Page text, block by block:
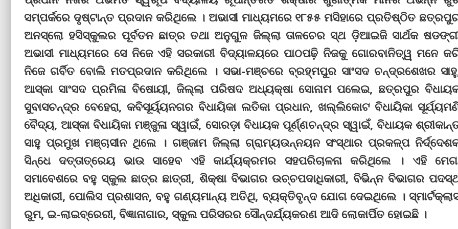
ସମ୍ପର୍କରେ ଦୃଷ୍ଟାନ୍ତ ପ୍ରଦାନ କରିଥିଲେ । ଅଭାସୀ ମାଧ୍ୟମରେ ୧୮୫୫ ମସିହାରେ ପ୍ରତିଷ୍ଠିତ
ଅନସ୍ଲୋ ହସିସ୍କୁଲର ପୂର୍ବତନ ଛାତ୍ର ତଥା ଅନୁଗୁଳ ଜିଲ୍ଲା ତାଳଚେର ସ୍ଥ ଡ଼ିଆଇଜି ସାର୍ଥକ
ଅଭାସୀ ମାଧ୍ୟମରେ ସେ ନିଜେ ଏହି ସରକାରୀ ବିଦ୍ୟାଳୟରେ ପାଠପଢ଼ି ନିଜକୁ ଗୋରବାନିତ୍ୱ ମନେ
ନିଜେ ଗର୍ବିତ ବୋଲି ମତପ୍ରଦାନ କରିଥିଲେ । ସଭା-ମଞ୍ଚରେ ବ୍ରହ୍ମପୁର ସାଂସଦ ଚନ୍ଦ୍ରଶେଖର
ଆସ୍କା ସାଂସଦ ପ୍ରମିଳା ବିଷୋୟୀ, ଜିଲ୍ଲା ପରିଷଦ ଅଧ୍ୟକ୍ଷା ସୋନାମ ପଲେଇ, ଛତ୍ରପୁର
ସୁବାସଚନ୍ଦ୍ର ବେହେରା, କବିସୂର୍ୟ୍ୟନଗର ବିଧାୟିକା ଲତିକା ପ୍ରଧାନ, ଖଲ୍ଲିକୋଟ ବିଧାୟିକା
ବୈଦ୍ୟ, ଆସ୍କା ବିଧାୟିକା ମଞ୍ଜୁଳା ସ୍ୱାଇଁ, ସୋରଡ଼ା ବିଧାୟକ ପୂର୍ଣ୍ଣଚନ୍ଦ୍ର ସ୍ୱାଇଁ, ବିଧାୟକ
ସାହୁ ପ୍ରମୁଖ ମଞ୍ଚାସୀନ ଥିଲେ । ଗଞ୍ଜାମ ଜିଲ୍ଲା ଗ୍ରାମ୍ୟଉନ୍ନୟନ ସଂସ୍ଥାର ପ୍ରକଳ୍ପ
ସିନ୍ଧେ ଦତ୍ତାତ୍ରେୟ ଭାଉ ସାହେବ ଏହି କାର୍ଯ୍ୟକ୍ରମର ସହପରିଚାଳନା କରିଥିଲେ । ଏହି
ସମାବେଶରେ ବହୁ ସ୍କୁଲ ଛାତ୍ର ଛାତ୍ରୀ, ଶିକ୍ଷା ବିଭାଗର ଉଚ୍ଚପଦାଧିକାରୀ, ବିଭିନ୍ନ ବିଭାଗର
ଅଧିକାରୀ, ପୋଲିସ ପ୍ରଶାସନ, ବହୁ ଗଣ୍ୟମାନ୍ୟ ଅତିଥି, ବ୍ୟକ୍ତିବୃନ୍ଦ ଯୋଗ ଦେଇଥିଲେ ।
ରୁମ, ଇ-ଲାଇବ୍ରେରୀ, ବିଜ୍ଞାନାଗାର, ସ୍କୁଲ ପରିସରର ସୌନ୍ଦର୍ଯ୍ୟକରଣ ଆଦି ଲୋକାର୍ପିତ ହୋଇଛି ।